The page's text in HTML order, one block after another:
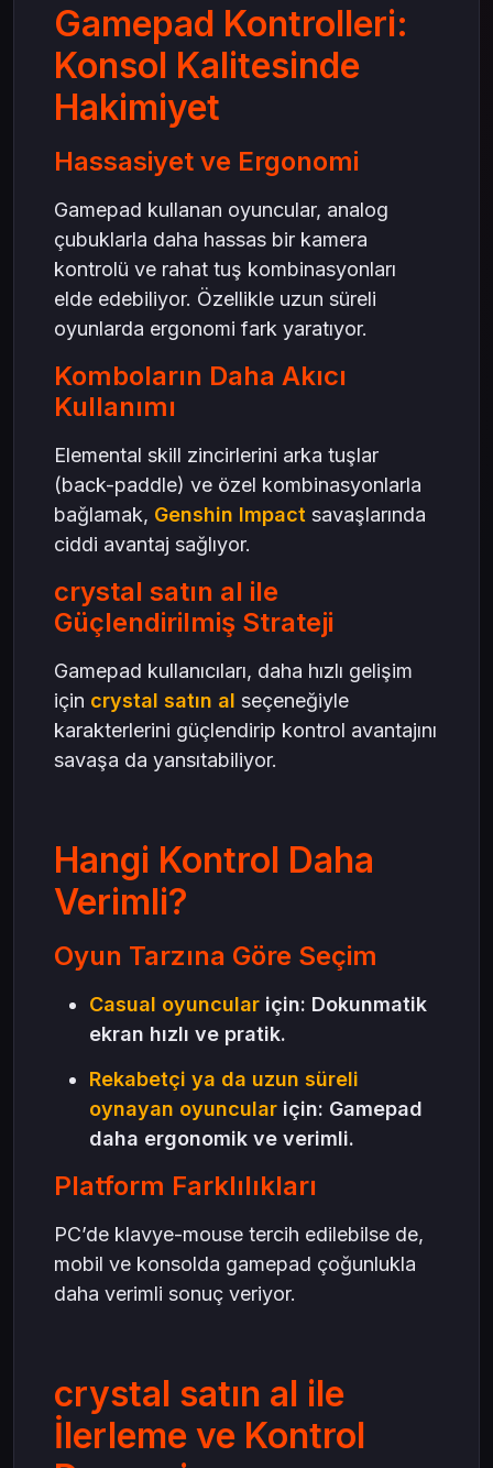
Gamepad Kontrolleri:
Konsol Kalitesinde
Hakimiyet
Hassasiyet ve Ergonomi
Gamepad kullanan oyuncular, analog
çubuklarla daha hassas bir kamera
kontrolü ve rahat tuş kombinasyonları
elde edebiliyor. Özellikle uzun süreli
oyunlarda ergonomi fark yaratıyor.
Komboların Daha Akıcı
Kullanımı
Elemental skill zincirlerini arka tuşlar
(back-paddle) ve özel kombinasyonlarla
bağlamak, Genshin Impact savaşlarında
ciddi avantaj sağlıyor.
crystal satın al ile
Güçlendirilmiş Strateji
Gamepad kullanıcıları, daha hızlı gelişim
için crystal satın al seçeneğiyle
karakterlerini güçlendirip kontrol avantajını
savaşa da yansıtabiliyor.
Hangi Kontrol Daha
Verimli?
Oyun Tarzına Göre Seçim
Casual oyuncular için: Dokunmatik
ekran hızlı ve pratik.
Rekabetçi ya da uzun süreli
oynayan oyuncular için: Gamepad
daha ergonomik ve verimli.
Platform Farklılıkları
PC’de klavye-mouse tercih edilebilse de,
mobil ve konsolda gamepad çoğunlukla
daha verimli sonuç veriyor.
crystal satın al ile
İlerleme ve Kontrol